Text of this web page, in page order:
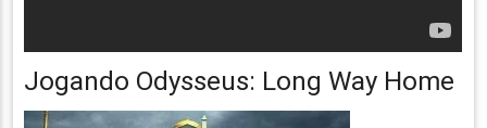
Jogando Odysseus: Long Way Home